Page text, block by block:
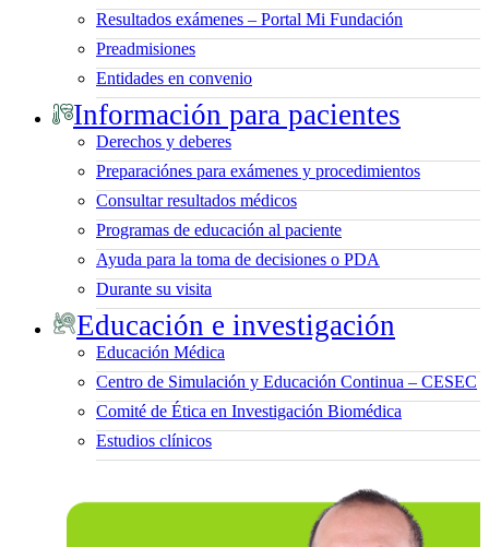
Resultados exámenes – Portal Mi Fundación
Preadmisiones
Entidades en convenio
Información para pacientes
Derechos y deberes
Preparaciónes para exámenes y procedimientos
Consultar resultados médicos
Programas de educación al paciente
Ayuda para la toma de decisiones o PDA
Durante su visita
Educación e investigación
Educación Médica
Centro de Simulación y Educación Continua – CESEC
Comité de Ética en Investigación Biomédica
Estudios clínicos